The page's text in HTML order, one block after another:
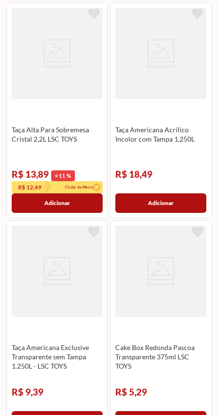
Taça Alta Para Sobremesa
Cristal 2,2L LSC TOYS
R$ 13,89 11%
R$ 12,49
Clube da Meire
Adicionar
Taça Americana Acrílico
Incolor com Tampa 1,250L
R$ 18,49
Adicionar
Taça Americana Exclusive
Transparente sem Tampa
1.250L - LSC TOYS
R$ 9,39
Cake Box Redonda Pascoa
Transparente 375ml LSC
TOYS
R$ 5,29